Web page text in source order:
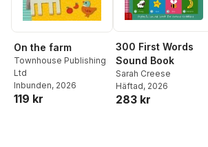
On the farm
Townhouse Publishing
Ltd
Inbunden, 2026
119 kr
300 First Words
Sound Book
Sarah Creese
Häftad, 2026
283 kr